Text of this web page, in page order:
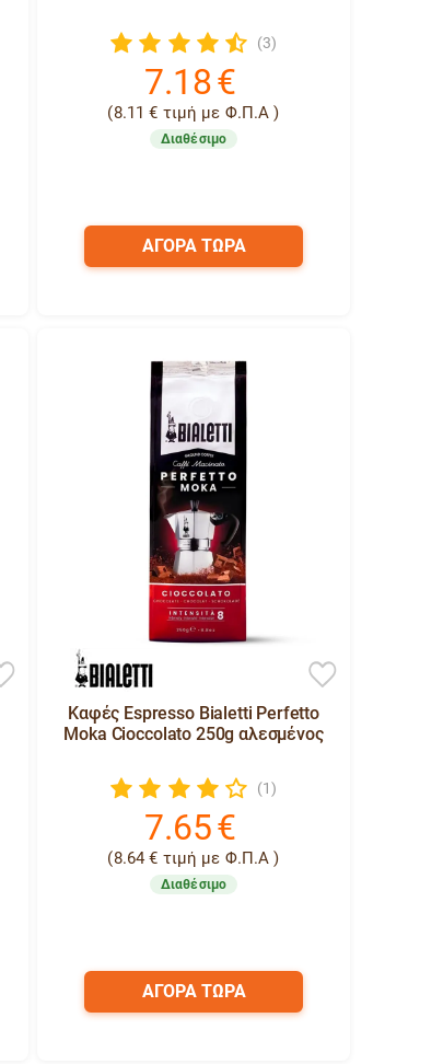
(3)
7.18€
(8.11 € τιμή με Φ.Π.Α )
Διαθέσιμο
ΑΓΟΡΑ ΤΩΡΑ
Καφές Espresso Bialetti Perfetto
Moka Cioccolato 250g αλεσμένος
(1)
7.65€
(8.64 € τιμή με Φ.Π.Α )
Διαθέσιμο
ΑΓΟΡΑ ΤΩΡΑ